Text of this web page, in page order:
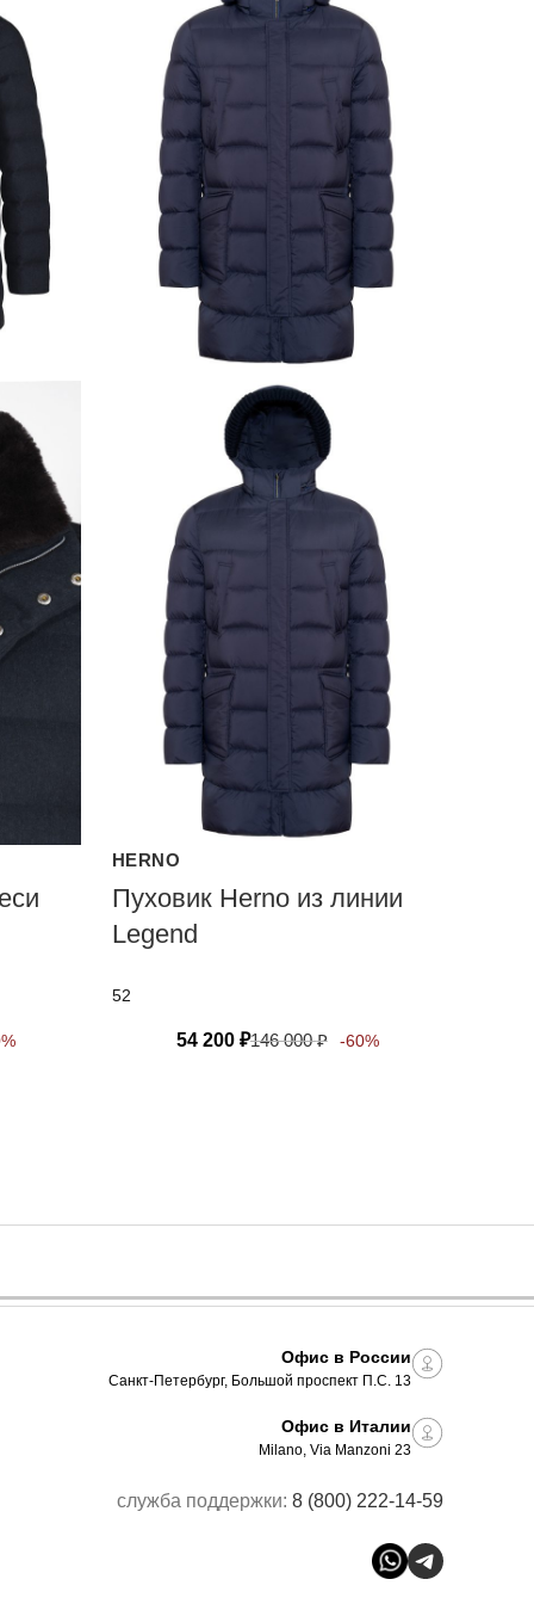
HERNO
Пуховик Herno из линии
Legend
52
54 200 ₽146 000₽ -60%
Офис в России
Санкт-Петербург, Большой проспект П.С. 13
Офис в Италии
Milano, Via Manzoni 23
служба поддержки: 8 (800) 222-14-59